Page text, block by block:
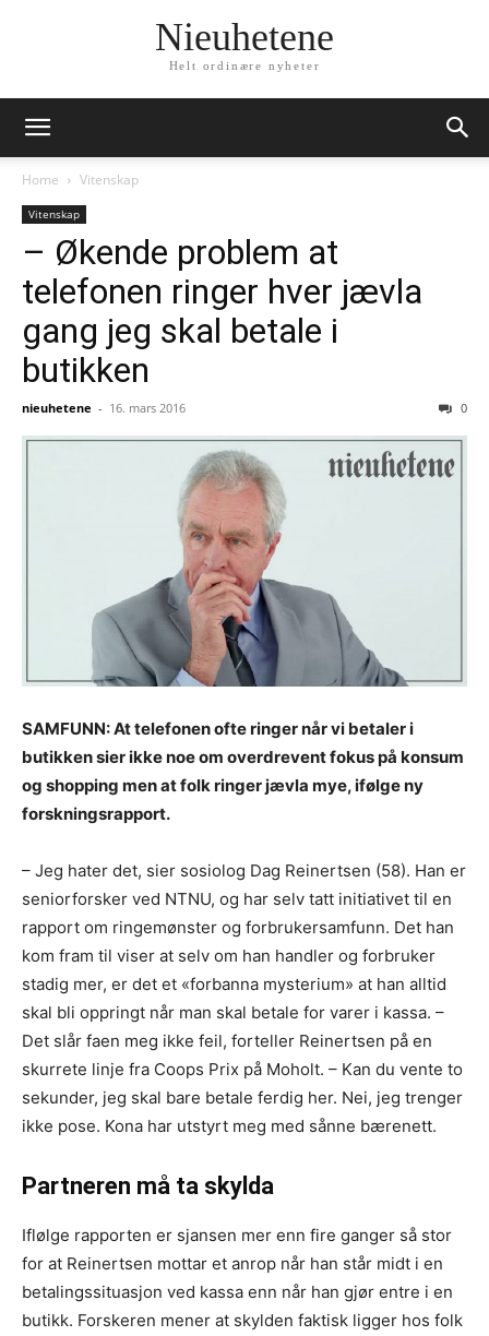
Nieuhetene
Helt ordinære nyheter
Home Vitenskap
Vitenskap
– Økende problem at
telefonen ringer hver jævla
gang jeg skal betale i
butikken
nieuhetene - 16. mars 2016 0
SAMFUNN: At telefonen ofte ringer når vi betaler i
butikken sier ikke noe om overdrevent fokus på konsum
og shopping men at folk ringer jævla mye, ifølge ny
forskningsrapport.
– Jeg hater det, sier sosiolog Dag Reinertsen (58). Han er
seniorforsker ved NTNU, og har selv tatt initiativet til en
rapport om ringemønster og forbrukersamfunn. Det han
kom fram til viser at selv om han handler og forbruker
stadig mer, er det et «forbanna mysterium» at han alltid
skal bli oppringt når man skal betale for varer i kassa. –
Det slår faen meg ikke feil, forteller Reinertsen på en
skurrete linje fra Coops Prix på Moholt. – Kan du vente to
sekunder, jeg skal bare betale ferdig her. Nei, jeg trenger
ikke pose. Kona har utstyrt meg med sånne bærenett.
Partneren må ta skylda
Iflølge rapporten er sjansen mer enn fire ganger så stor
for at Reinertsen mottar et anrop når han står midt i en
betalingssituasjon ved kassa enn når han gjør entre i en
butikk. Forskeren mener at skylden faktisk ligger hos folk